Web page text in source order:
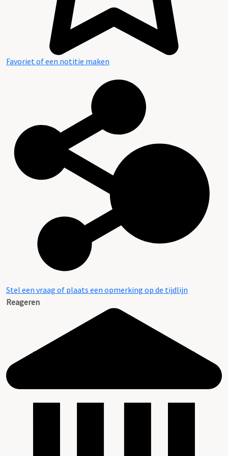
Favoriet of een notitie maken
Stel een vraag of plaats een opmerking op de tijdlijn
Reageren